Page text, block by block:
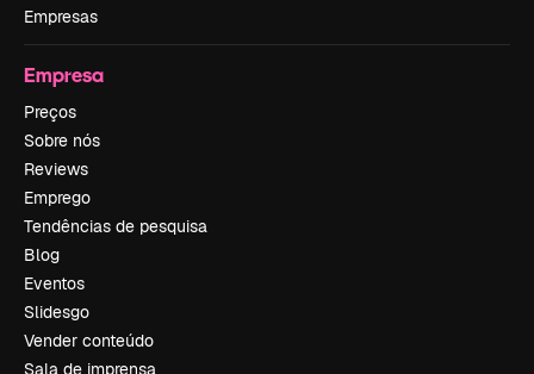
Empresas
Empresa
Preços
Sobre nós
Reviews
Emprego
Tendências de pesquisa
Blog
Eventos
Slidesgo
Vender conteúdo
Sala de imprensa